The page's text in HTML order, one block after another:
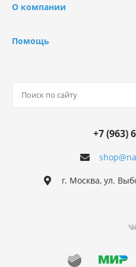
О компании
Помощь
+7 (963)
г. Москва, ул.